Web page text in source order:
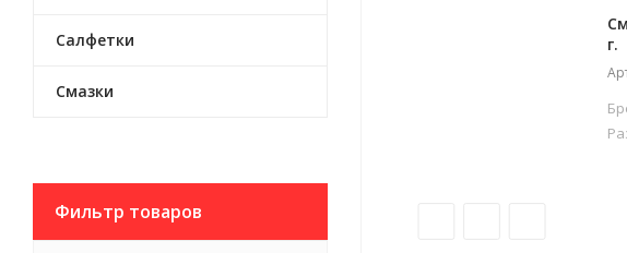
Салфетки
Смазки
Фильтр товаров
г.